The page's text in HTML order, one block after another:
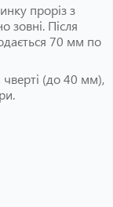
проріз з
зовні. Після
70 мм по
чверті (до 40 мм),